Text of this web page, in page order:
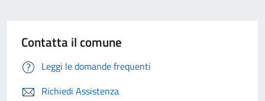
Contatta il comune
Leggi le domande frequenti
Richiedi Assistenza